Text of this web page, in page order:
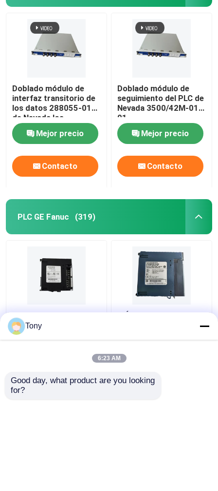
Doblado módulo de
interfaz transitorio de
los datos 288055-01
de Nevada los
3500/22M
Mejor precio
Contacto
Doblado módulo de
seguimiento del PLC de
Nevada 3500/42M-01-
01
Mejor precio
Contacto
PLC GE Fanuc (319)
Fuente de alimentación
de GE FANUC
IC695PSD140 RX3i 24
MÓDULO DE LA CPU
Tony
6:23 AM
Good day, what product are you looking
for?